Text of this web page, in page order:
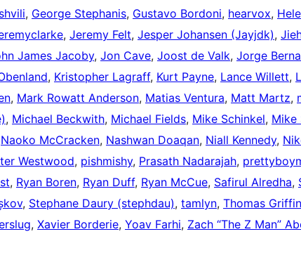
, George Stephanis, Gustavo Bordoni, hearvox,
, Jeremy Felt, Jesper Johansen (Jayjdk),
James Jacoby, Jon Cave, Joost de Valk, Jorge
, Kristopher Lagraff, Kurt Payne, Lance Willett,
, Mark Rowatt Anderson, Matias Ventura, Matt Martz,
, Michael Beckwith, Michael Fields, Mike Schinkel, Mike
Naoko McCracken, Nashwan Doaqan, Niall Kennedy,
Westwood, pishmishy, Prasath Nadarajah,
, Ryan Boren, Ryan Duff, Ryan McCue, Safirul Alredha,
, Stephane Daury (stephdau), tamlyn, Thomas Griffin
, Xavier Borderie, Yoav Farhi, Zach “The Z Man”